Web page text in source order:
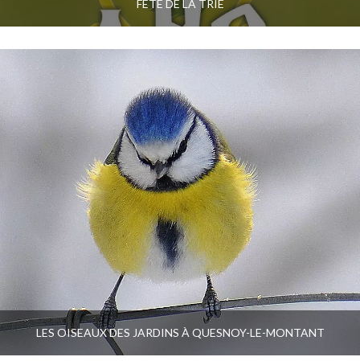
FÊTE DE LA TRIE
LES OISEAUX DES JARDINS À QUESNOY-LE-MONTANT